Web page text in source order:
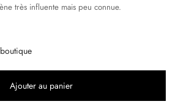
très influente mais peu connue.
Ajouter au panier